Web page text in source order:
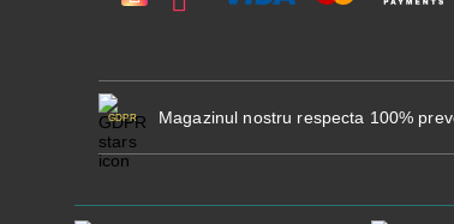
GDPR Magazinul nostru respecta 100%